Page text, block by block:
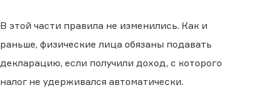
В этой части правила не изменились. Как и
раньше, физические лица обязаны подавать
декларацию, если получили доход, с которого
налог не удерживался автоматически.